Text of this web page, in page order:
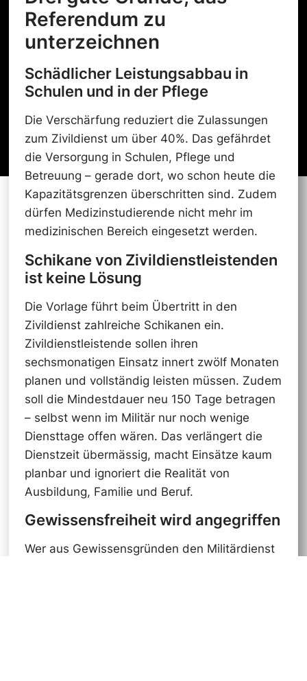
Referendum zu
unterzeichnen
Schädlicher Leistungsabbau in
Schulen und in der Pflege
Die Verschärfung reduziert die Zulassungen
zum Zivildienst um über 40%. Das gefährdet
die Versorgung in Schulen, Pflege und
Betreuung – gerade dort, wo schon heute die
Kapazitätsgrenzen überschritten sind. Zudem
dürfen Medizinstudierende nicht mehr im
medizinischen Bereich eingesetzt werden.
Schikane von Zivildienstleistenden
ist keine Lösung
Die Vorlage führt beim Übertritt in den
Zivildienst zahlreiche Schikanen ein.
Zivildienstleistende sollen ihren
sechsmonatigen Einsatz innert zwölf Monaten
planen und vollständig leisten müssen. Zudem
soll die Mindestdauer neu 150 Tage betragen
– selbst wenn im Militär nur noch wenige
Diensttage offen wären. Das verlängert die
Dienstzeit übermässig, macht Einsätze kaum
planbar und ignoriert die Realität von
Ausbildung, Familie und Beruf.
Gewissensfreiheit wird angegriffen
Wer aus Gewissensgründen den Militärdienst